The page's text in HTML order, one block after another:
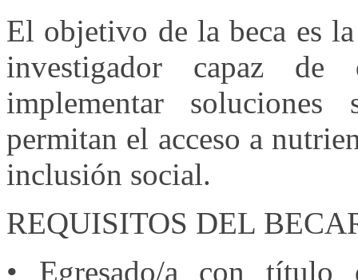
El objetivo de la beca es
investigador capaz de
implementar soluciones
permitan el acceso a
inclusión social.
REQUISITOS DEL
• Egresado/a con título